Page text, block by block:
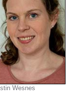
Wesnes